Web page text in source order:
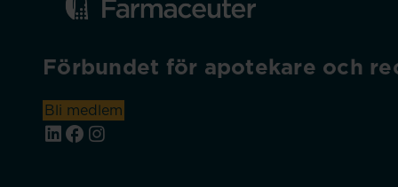
Förbundet för apotekare och
Bli medlem